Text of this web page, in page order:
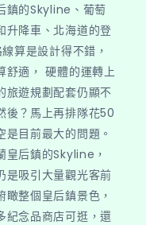
鎮的Skyline、葡萄
升降車、北海道的登
算是設計得不錯，
舒適， 硬體的運轉上
旅遊規劃配套仍顯不
後？馬上再排隊花50
目前最大的問題。
皇后鎮的Skyline，
是吸引大量觀光客前
整個皇后鎮景色，
紀念品商店可逛，還